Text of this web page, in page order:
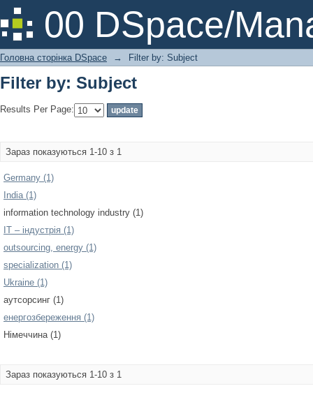
00 DSpace/
Filter by: Subject
Головна сторінка DSpace → Filter by: Subject
Filter by: Subject
Results Per Page:
Зараз показуються 1-10 з 1
Germany (1)
India (1)
information technology industry (1)
IT – індустрія (1)
outsourcing, energy (1)
specialization (1)
Ukraine (1)
аутсорсинг (1)
енергозбереження (1)
Німеччина (1)
Зараз показуються 1-10 з 1